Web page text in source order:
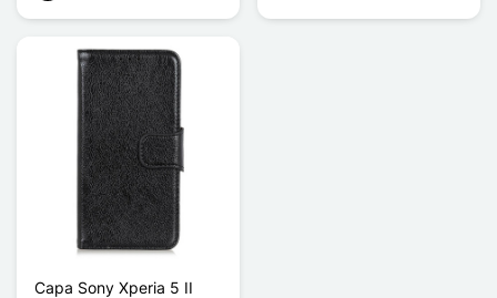
Capa Sony Xperia 5 II